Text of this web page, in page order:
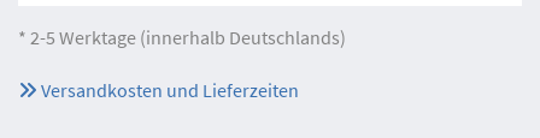
* 2-5 Werktage (innerhalb Deutschlands)
Versandkosten und Lieferzeiten